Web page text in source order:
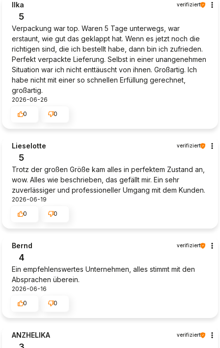
Ilka verifiziert
5
Verpackung war top. Waren 5 Tage unterwegs, war
erstaunt, wie gut das geklappt hat. Wenn es jetzt noch die
richtigen sind, die ich bestellt habe, dann bin ich zufrieden.
Perfekt verpackte Lieferung. Selbst in einer unangenehmen
Situation war ich nicht enttäuscht von ihnen. Großartig. Ich
habe nicht mit einer so schnellen Erfüllung gerechnet,
großartig.
2026-06-26
0
0
Lieselotte verifiziert
5
Trotz der großen Größe kam alles in perfektem Zustand an,
wow. Alles wie beschrieben, das gefällt mir. Ein sehr
zuverlässiger und professioneller Umgang mit dem Kunden.
2026-06-19
0
0
Bernd verifiziert
4
Ein empfehlenswertes Unternehmen, alles stimmt mit den
Absprachen überein.
2026-06-16
0
0
ANZHELIKA verifiziert